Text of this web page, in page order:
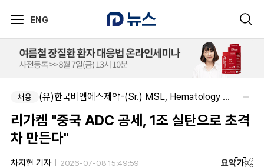
ENG
채용 (유)한국비엠에스제약-(Sr.) MSL, Hematology (Permanent)
리가켐 "중국 ADC 공세, 1조 실탄으로 초격
차 만든다"
차지현 기자 2026-07-08 15:49:59 요약가